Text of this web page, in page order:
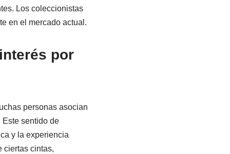
Los coleccionistas
en el mercado actual.
por
personas asocian
sentido de
y la experiencia
ciertas cintas,